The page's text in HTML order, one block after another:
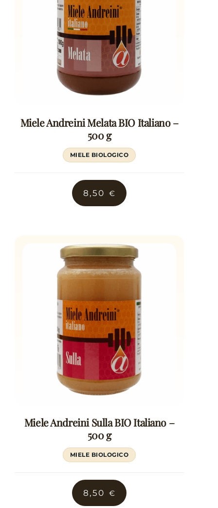
Miele Andreini Melata BIO Italiano –
500 g
MIELE BIOLOGICO
8,50 €
Miele Andreini Sulla BIO Italiano –
500 g
MIELE BIOLOGICO
8,50 €